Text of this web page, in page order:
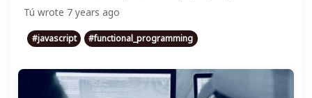
Tú wrote 7 years ago
#javascript #functional_programming